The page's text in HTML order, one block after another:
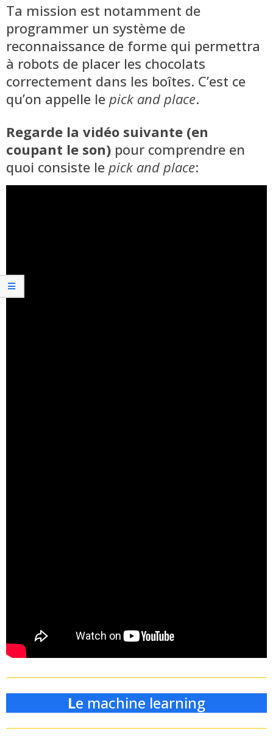
Ta mission est notamment de
programmer un système de
reconnaissance de forme qui permettra
à robots de placer les chocolats
correctement dans les boîtes. C’est ce
qu’on appelle le pick and place.
Regarde la vidéo suivante (en
coupant le son) pour comprendre en
quoi consiste le pick and place:
Le machine learning